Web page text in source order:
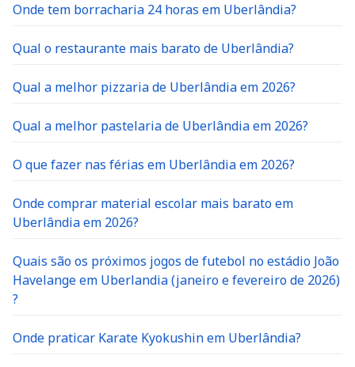
Onde tem borracharia 24 horas em Uberlândia?
Qual o restaurante mais barato de Uberlândia?
Qual a melhor pizzaria de Uberlândia em 2026?
Qual a melhor pastelaria de Uberlândia em 2026?
O que fazer nas férias em Uberlândia em 2026?
Onde comprar material escolar mais barato em
Uberlândia em 2026?
Quais são os próximos jogos de futebol no estádio João
Havelange em Uberlandia (janeiro e fevereiro de 2026)
?
Onde praticar Karate Kyokushin em Uberlândia?